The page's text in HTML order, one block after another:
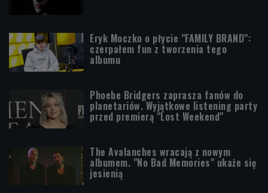
Eryk Moczko o płycie "FAMILY BRAND":
czerpałem fun z tworzenia tego
albumu
Phoebe Bridgers zaprasza fanów do
planetariów. Wyjątkowe listening party
przed premierą "Lost Weekend"
The Avalanches wracają z nowym
albumem. "No Bad Memories" ukaże się
jesienią